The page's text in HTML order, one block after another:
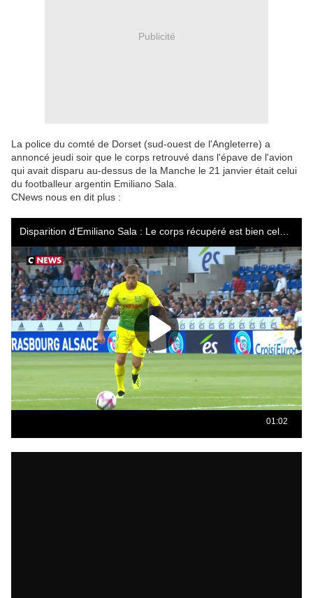
Publicité
La police du comté de Dorset (sud-ouest de l'Angleterre) a
annoncé jeudi soir que le corps retrouvé dans l'épave de l'avion
qui avait disparu au-dessus de la Manche le 21 janvier était celui
du footballeur argentin Emiliano Sala.
CNews nous en dit plus :